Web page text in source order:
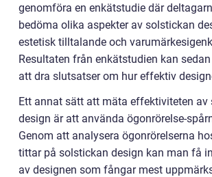
genomföra en enkätstudie där
bedöma olika aspekter av solstickan
estetisk tilltalande och
Resultaten från enkätstudien kan
att dra slutsatser om hur effektiv
Ett annat sätt att mäta effektiviteten av
design är att använda ögonrörelse-
Genom att analysera ögonrörelserna
tittar på solstickan design kan man få
av designen som fångar mest